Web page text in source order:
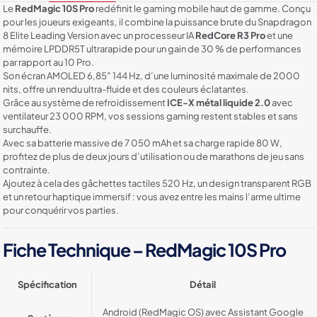
LeRedMagic 10S Proredéfinit le gaming mobile haut de gamme. Conçu
pour les joueurs exigeants, il combine la puissance brute du Snapdragon
8 Elite Leading Version avec un processeur IARedCore R3 Proet une
mémoire LPDDR5T ultrarapide pour un gain de 30 % de performances
par rapport au 10 Pro.
Son écran AMOLED 6,85″ 144 Hz, d’une luminosité maximale de 2000
nits, offre un rendu ultra-fluide et des couleurs éclatantes.
Grâce au système de refroidissementICE-X métal liquide 2.0avec
ventilateur 23 000 RPM, vos sessions gaming restent stables et sans
surchauffe.
Avec sa batterie massive de 7 050 mAh et sa charge rapide 80 W,
profitez de plus de deux jours d’utilisation ou de marathons de jeu sans
contrainte.
Ajoutez à cela des gâchettes tactiles 520 Hz, un design transparent RGB
et un retour haptique immersif : vous avez entre les mains l’arme ultime
pour conquérir vos parties.
Fiche Technique – RedMagic 10S Pro
Spécification Détail
Android (RedMagic OS) avec Assistant Google